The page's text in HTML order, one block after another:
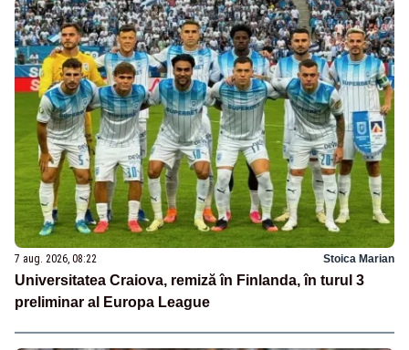
7 aug. 2026, 08:22 Stoica Marian
Universitatea Craiova, remiză în Finlanda, în turul 3
preliminar al Europa League